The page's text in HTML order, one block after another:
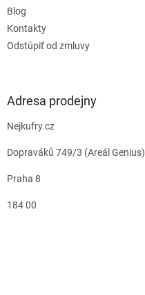
Blog
Kontakty
Odstúpiť od zmluvy
Adresa prodejny
Nejkufry.cz
Dopraváků 749/3 (Areál Genius)
Praha 8
184 00